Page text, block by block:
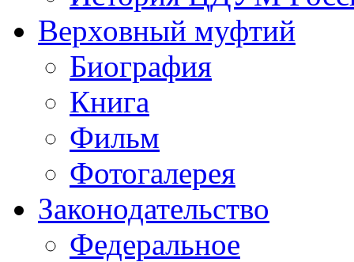
Верховный муфтий
Биография
Книга
Фильм
Фотогалерея
Законодательство
Федеральное